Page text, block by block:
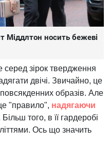
Міддлтон носить бежеві
зірок твердження
двічі. Звичайно, це
повсякденних образів. Але
"правило", надягаючи
Більш того, в її гардеробі
Ось що значить